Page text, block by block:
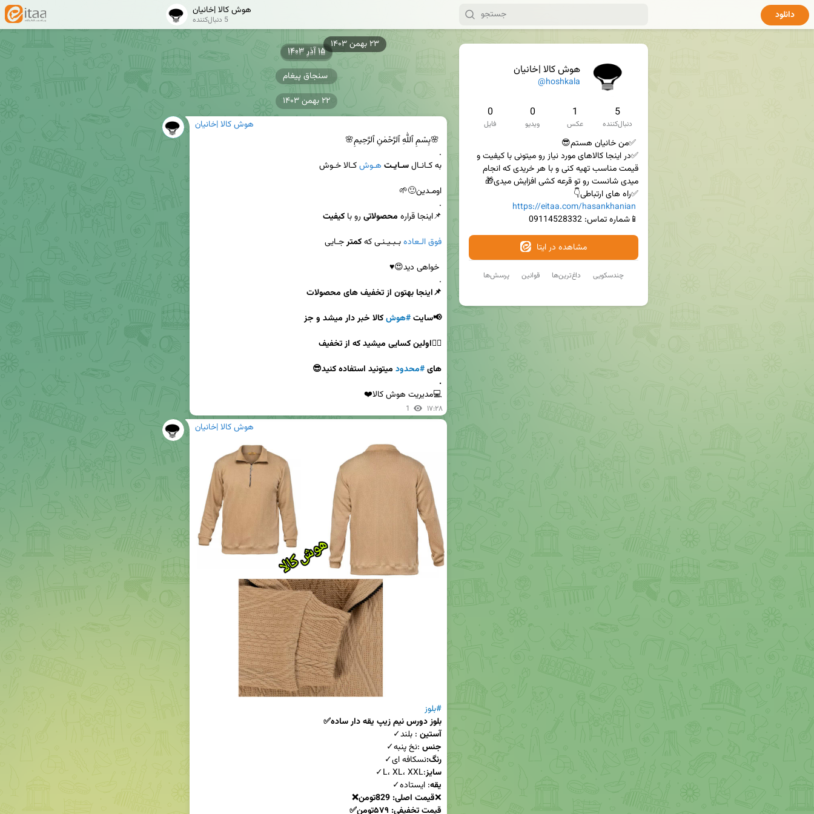
۲۳ بهمن ۱۴۰۳
هوش کالا |خانیان
@hoshkala
5
دنبال‌کننده
1
عکس
0
ویدیو
0
فایل
https://eitaa.com/hasankhanian
📱شماره تماس: 09114528332
مشاهده در ایتا
پرسش‌ها قوانین داغ‌ترین‌ها چندسکویی
هوش کالا |خانیان
5 دنبال‌کننده دانلود
سنجاق پیغام
۱۵ آذر ۱۴۰۳
۱۵ آذر ۱۴۰۳
هوش کالا |خانیان
به کـانـال سـایـت هـوش
📌اینجا قراره محصولاتی رو با کیفیت
فوق الـعاده بـبـیـنـی که کمتر
.
📢سایت #هوش
های #محدود
.
💻مدیریت هوش کالا❤️
1 ۱۷:۲۸
۲۲ بهمن ۱۴۰۳
هوش کالا |خانیان
#بلوز
بلوز دورس نیم زیپ یقه دار ساده✅
آستین : بلند✓
جنس :نخ پنبه✓
رنگ:نسکافه ای✓
سایز:L، XL، XXL✓
یقه
❌قیمت اصلی: 829تومن❌
قیمت تخفیفی: ۵۷۹تومن✅